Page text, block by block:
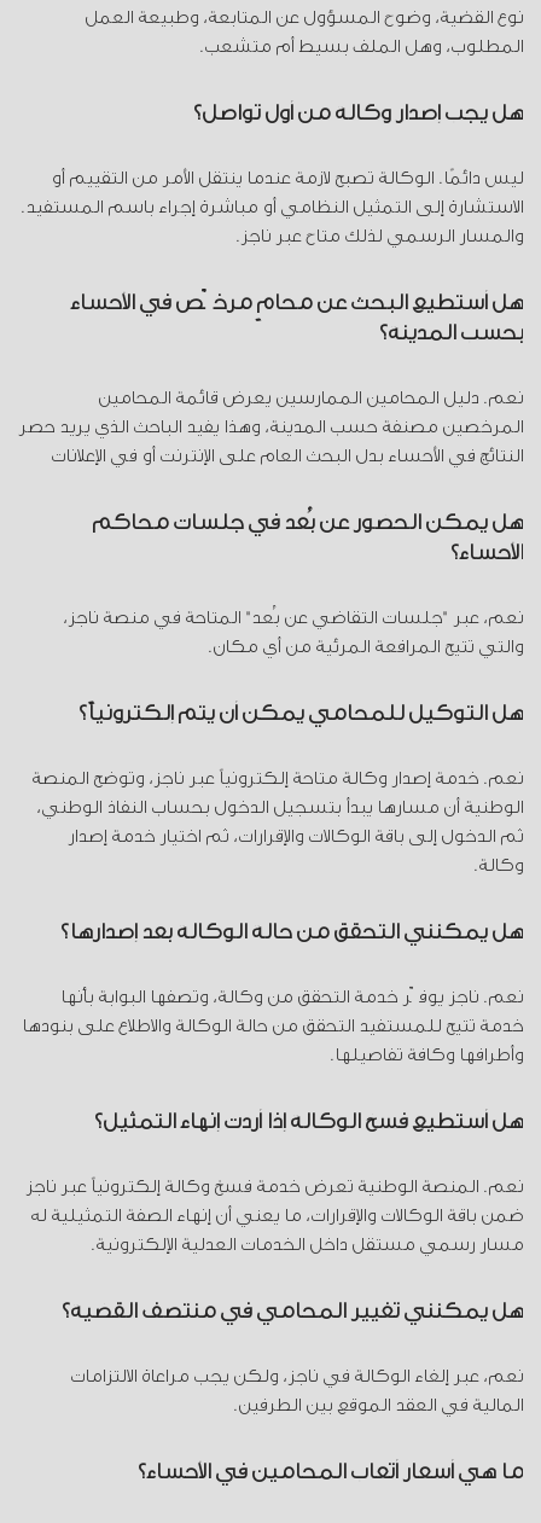
نوع القضية، وضوح المسؤول عن المتابعة، وطبيعة العمل
المطلوب، وهل الملف بسيط أم متشعب.
هل يجب إصدار وكالة من أول تواصل؟
ليس دائمًا. الوكالة تصبح لازمة عندما ينتقل الأمر من التقييم أو
الاستشارة إلى التمثيل النظامي أو مباشرة إجراء باسم المستفيد.
والمسار الرسمي لذلك متاح عبر ناجز.
هل أستطيع البحث عن محامٍ مرخّص في الأحساء
بحسب المدينة؟
نعم. دليل المحامين الممارسين يعرض قائمة المحامين
المرخصين مصنفة حسب المدينة، وهذا يفيد الباحث الذي يريد حصر
النتائج في الأحساء بدل البحث العام على الإنترنت أو في الإعلانات
هل يمكن الحضور عن بُعد في جلسات محاكم
الأحساء؟
نعم، عبر "جلسات التقاضي عن بُعد" المتاحة في منصة ناجز،
والتي تتيح المرافعة المرئية من أي مكان.
هل التوكيل للمحامي يمكن أن يتم إلكترونياً؟
نعم. خدمة إصدار وكالة متاحة إلكترونياً عبر ناجز، وتوضح المنصة
الوطنية أن مسارها يبدأ بتسجيل الدخول بحساب النفاذ الوطني،
ثم الدخول إلى باقة الوكالات والإقرارات، ثم اختيار خدمة إصدار
وكالة.
هل يمكنني التحقق من حالة الوكالة بعد إصدارها؟
نعم. ناجز يوفّر خدمة التحقق من وكالة، وتصفها البوابة بأنها
خدمة تتيح للمستفيد التحقق من حالة الوكالة والاطلاع على بنودها
وأطرافها وكافة تفاصيلها.
هل أستطيع فسخ الوكالة إذا أردت إنهاء التمثيل؟
نعم. المنصة الوطنية تعرض خدمة فسخ وكالة إلكترونياً عبر ناجز
ضمن باقة الوكالات والإقرارات، ما يعني أن إنهاء الصفة التمثيلية له
مسار رسمي مستقل داخل الخدمات العدلية الإلكترونية.
هل يمكنني تغيير المحامي في منتصف القضية؟
نعم، عبر إلغاء الوكالة في ناجز، ولكن يجب مراعاة الالتزامات
المالية في العقد الموقع بين الطرفين.
ما هي أسعار أتعاب المحامين في الأحساء؟